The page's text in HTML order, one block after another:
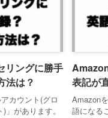
リングに勝手
法は？
カウント(グロ
があります。
表記が
Amazon
語になる